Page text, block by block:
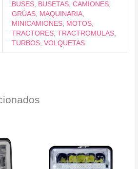
BUSES, BUSETAS,CAMIONES,
GRÚAS, MAQUINARIA,
MINICAMIONES, MOTOS,
TRACTORES,TRACTROMULAS,
TURBOS,VOLQUETAS